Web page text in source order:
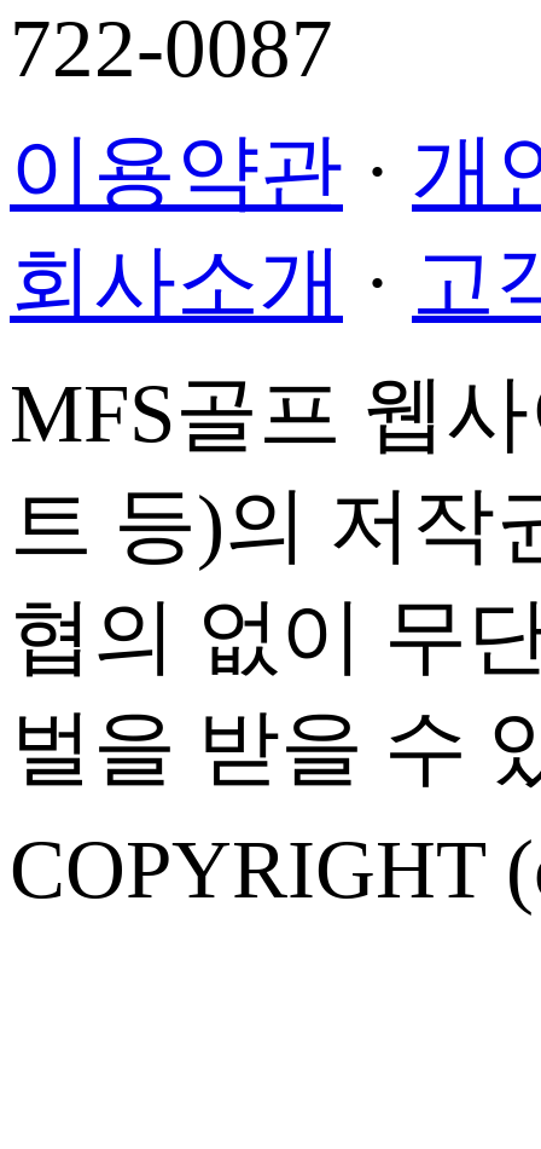
722-0087
이용약관 · 개
회사소개 · 고
MFS골프 웹
트 등)의 저작
협의 없이 무
벌을 받을 수
COPYRIGHT